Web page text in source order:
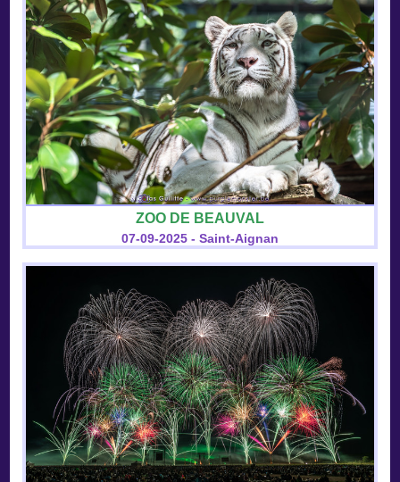
ZOO DE BEAUVAL
07-09-2025 - Saint-Aignan